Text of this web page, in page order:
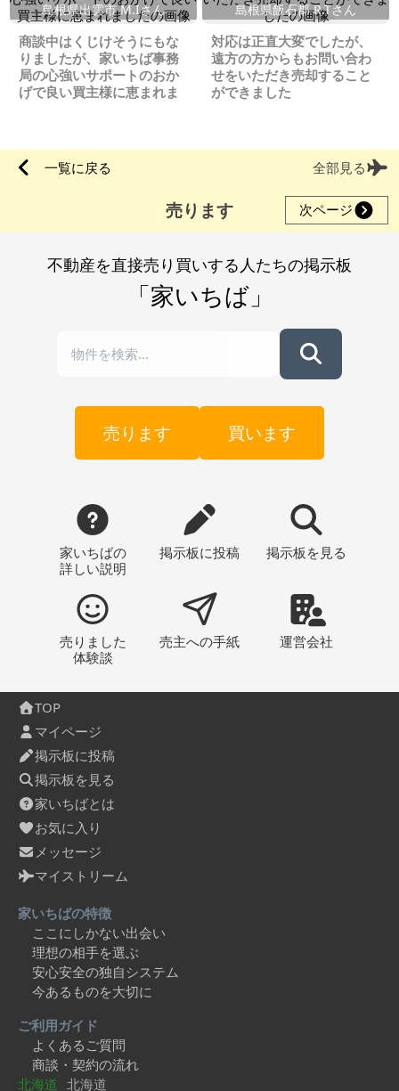
島根県出雲市 M.Iさん
商談中はくじけそうにもな
りましたが、家いちば事務
局の心強いサポートのおか
げで良い買主様に恵まれま
島根県飯石郡 R.Tさん
対応は正直大変でしたが、
遠方の方からもお問い合わ
せをいただき売却すること
ができました
一覧に戻る 全部見る
売ります 次ページ
不動産を直接売り買いする人たちの掲示板
「家いちば」
売ります 買います
家いちばの
詳しい説明
掲示板に投稿 掲示板 を見る
売りました
体験談
売主への手紙 運営会社
TOP
マイページ
掲示板に投稿
掲示板を見る
家いちばとは
お気に入り
メッセージ
マイストリーム
家いちばの特徴
ここにしかない出会い
理想の相手を選ぶ
安心安全の独自システム
今あるものを大切に
ご利用ガイド
よくあるご質問
商談・契約の流れ
北海道 北海道